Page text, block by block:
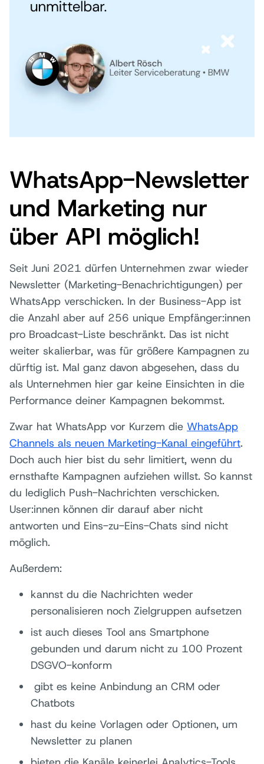
WhatsApp-Newsletter
und Marketing nur
über API möglich!
Seit Juni 2021 dürfen Unternehmen zwar wieder
Newsletter (Marketing-Benachrichtigungen) per
WhatsApp verschicken. In der Business-App ist
die Anzahl aber auf 256 unique Empfänger:innen
pro Broadcast-Liste beschränkt. Das ist nicht
weiter skalierbar, was für größere Kampagnen zu
dürftig ist. Mal ganz davon abgesehen, dass du
als Unternehmen hier gar keine Einsichten in die
Performance deiner Kampagnen bekommst.
Zwar hat WhatsApp vor Kurzem die WhatsApp
Channels als neuen Marketing-Kanal eingeführt.
Doch auch hier bist du sehr limitiert, wenn du
ernsthafte Kampagnen aufziehen willst. So kannst
du lediglich Push-Nachrichten verschicken.
User:innen können dir darauf aber nicht
antworten und Eins-zu-Eins-Chats sind nicht
möglich.
Außerdem:
kannst du die Nachrichten weder
personalisieren noch Zielgruppen aufsetzen
ist auch dieses Tool ans Smartphone
gebunden und darum nicht zu 100 Prozent
DSGVO-konform
gibt es keine Anbindung an CRM oder
Chatbots
hast du keine Vorlagen oder Optionen, um
Newsletter zu planen